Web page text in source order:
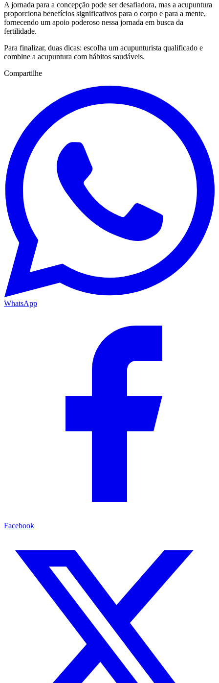
A jornada para a concepção pode ser desafiadora, mas a acupuntura
proporciona benefícios significativos para o corpo e para a mente,
fornecendo um apoio poderoso nessa jornada em busca da
fertilidade.
Para finalizar, duas dicas: escolha um acupunturista qualificado e
combine a acupuntura com hábitos saudáveis.
Compartilhe
WhatsApp
Facebook